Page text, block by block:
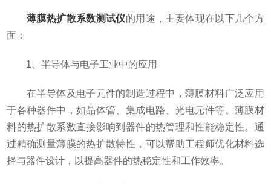
薄膜热扩散系数测试仪的用途，主要体现在以下几个方
面：
1、半导体与电子工业中的应用
在半导体及电子元件的制造过程中，薄膜材料广泛应用
于各种器件中，如晶体管、集成电路、光电元件等。薄膜材
料的热扩散系数直接影响到器件的热管理和性能稳定性。通
过精确测量薄膜的热扩散特性，可以帮助工程师优化材料选
择与器件设计，以提高器件的热稳定性和工作效率。